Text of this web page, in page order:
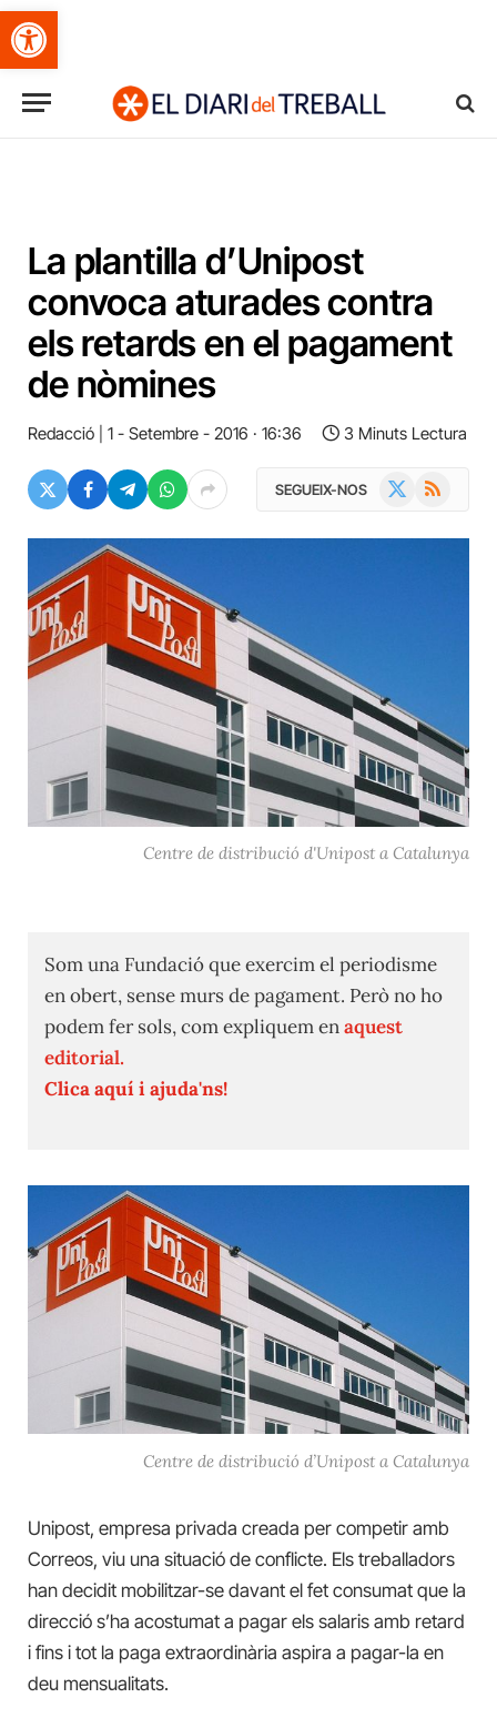
Obre la barra d'eines
La plantilla d’Unipost
convoca aturades contra
els retards en el pagament
de nòmines
Redacció 1 - Setembre - 2016 · 16:36 3 Minuts Lectura
SEGUEIX-NOS RSS
Centre de distribució d'Unipost a Catalunya
Som una Fundació que exercim el periodisme
en obert, sense murs de pagament. Però no ho
podem fer sols, com expliquem enaquest
editorial.
Clica aquí i ajuda'ns!
Centre de distribució d’Unipost a Catalunya
Unipost, empresa privada creada per competir amb
Correos, viu una situació de conflicte. Els treballadors
han decidit mobilitzar-se davant el fet consumat que la
direcció s’ha acostumat a pagar els salaris amb retard
i fins i tot la paga extraordinària aspira a pagar-la en
deu mensualitats.